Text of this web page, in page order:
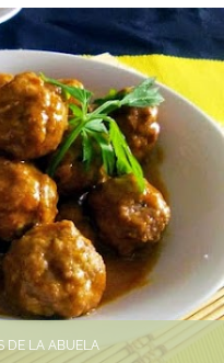
DE LA ABUELA